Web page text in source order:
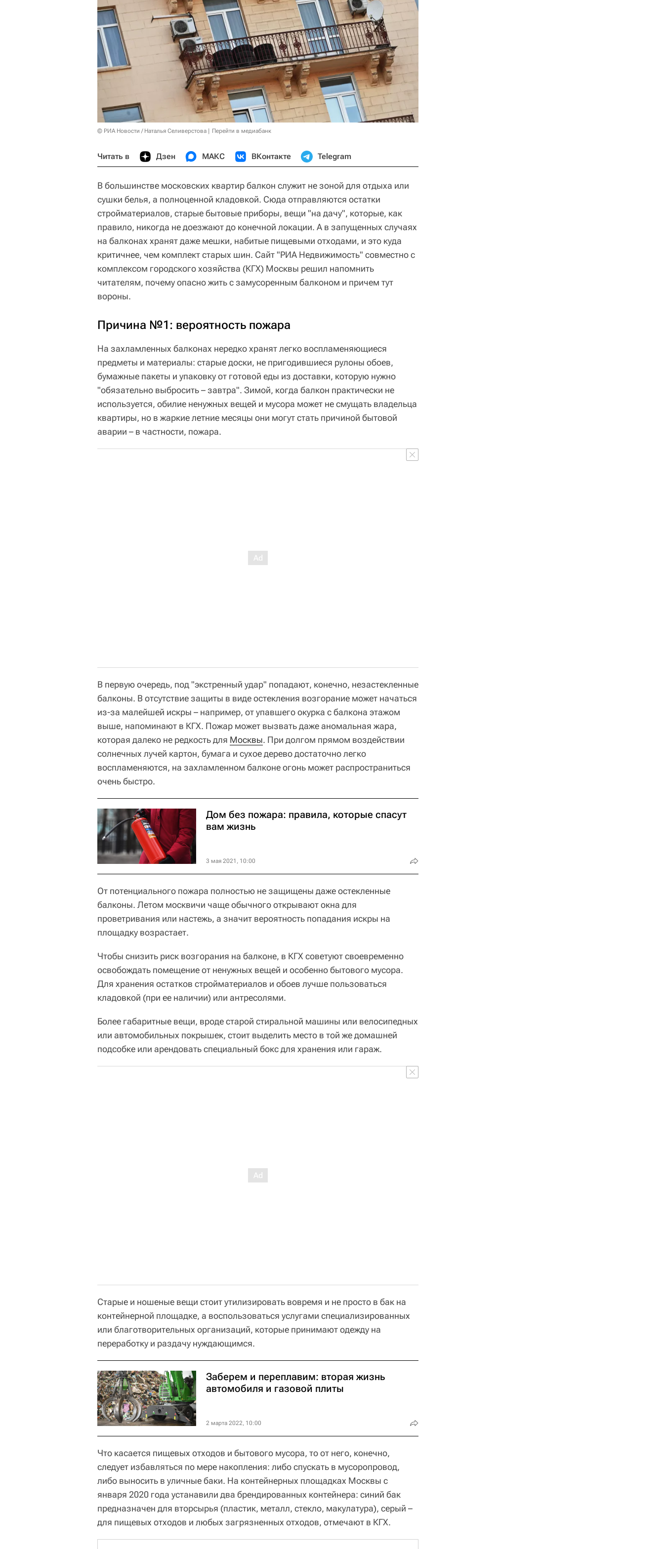
© РИА Новости / Наталья Селиверстова Перейти в медиабанк
Читать в Дзен МАКС ВКонтакте Telegram
В большинстве московских квартир балкон служит не зоной для отдыха или
сушки белья, а полноценной кладовкой. Сюда отправляются остатки
стройматериалов, старые бытовые приборы, вещи "на дачу", которые, как
правило, никогда не доезжают до конечной локации. А в запущенных случаях
на балконах хранят даже мешки, набитые пищевыми отходами, и это куда
критичнее, чем комплект старых шин. Сайт "РИА Недвижимость" совместно с
комплексом городского хозяйства (КГХ) Москвы решил напомнить
читателям, почему опасно жить с замусоренным балконом и причем тут
вороны.
Причина №1: вероятность пожара
На захламленных балконах нередко хранят легко воспламеняющиеся
предметы и материалы: старые доски, не пригодившиеся рулоны обоев,
бумажные пакеты и упаковку от готовой еды из доставки, которую нужно
"обязательно выбросить – завтра". Зимой, когда балкон практически не
используется, обилие ненужных вещей и мусора может не смущать владельца
квартиры, но в жаркие летние месяцы они могут стать причиной бытовой
аварии – в частности, пожара.
В первую очередь, под "экстренный удар" попадают, конечно, незастекленные
балконы. В отсутствие защиты в виде остекления возгорание может начаться
из-за малейшей искры – например, от упавшего окурка с балкона этажом
выше, напоминают в КГХ. Пожар может вызвать даже аномальная жара,
которая далеко не редкость для Москвы. При долгом прямом воздействии
солнечных лучей картон, бумага и сухое дерево достаточно легко
воспламеняются, на захламленном балконе огонь может распространиться
очень быстро.
Дом без пожара: правила, которые спасут
вам жизнь
3 мая 2021, 10:00
От потенциального пожара полностью не защищены даже остекленные
балконы. Летом москвичи чаще обычного открывают окна для
проветривания или настежь, а значит вероятность попадания искры на
площадку возрастает.
Чтобы снизить риск возгорания на балконе, в КГХ советуют своевременно
освобождать помещение от ненужных вещей и особенно бытового мусора.
Для хранения остатков стройматериалов и обоев лучше пользоваться
кладовкой (при ее наличии) или антресолями.
Более габаритные вещи, вроде старой стиральной машины или велосипедных
или автомобильных покрышек, стоит выделить место в той же домашней
подсобке или арендовать специальный бокс для хранения или гараж.
Старые и ношеные вещи стоит утилизировать вовремя и не просто в бак на
контейнерной площадке, а воспользоваться услугами специализированных
или благотворительных организаций, которые принимают одежду на
переработку и раздачу нуждающимся.
Заберем и переплавим: вторая жизнь
автомобиля и газовой плиты
2 марта 2022, 10:00
Что касается пищевых отходов и бытового мусора, то от него, конечно,
следует избавляться по мере накопления: либо спускать в мусоропровод,
либо выносить в уличные баки. На контейнерных площадках Москвы с
января 2020 года устанавили два брендированных контейнера: синий бак
предназначен для вторсырья (пластик, металл, стекло, макулатура), серый –
для пищевых отходов и любых загрязненных отходов, отмечают в КГХ.